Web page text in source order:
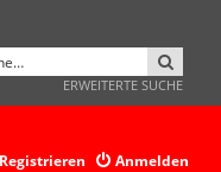
ERWEITERTE SUCHE
Anmelden
Registrieren